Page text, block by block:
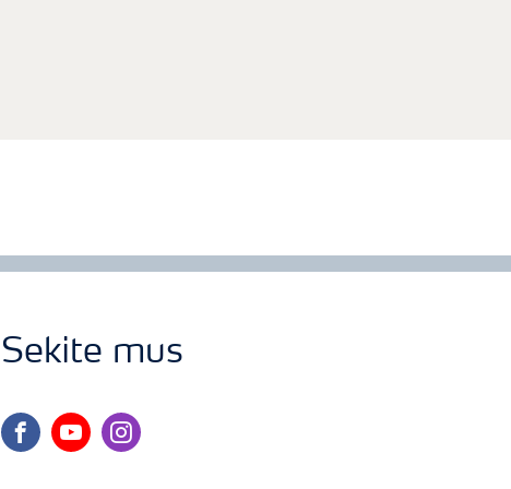
Sekite mus
facebookyoutubeinstagram